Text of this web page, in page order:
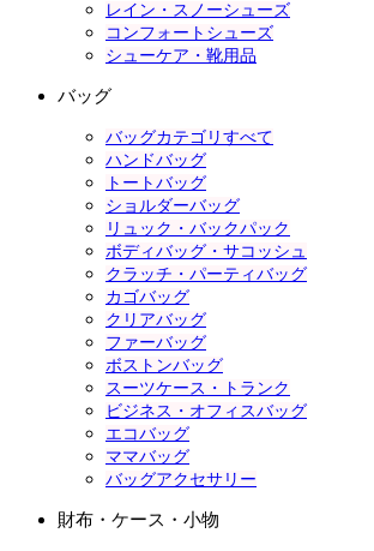
レイン・スノーシューズ
コンフォートシューズ
シューケア・靴用品
バッグ
バッグカテゴリすべて
ハンドバッグ
トートバッグ
ショルダーバッグ
リュック・バックパック
ボディバッグ・サコッシュ
クラッチ・パーティバッグ
カゴバッグ
クリアバッグ
ファーバッグ
ボストンバッグ
スーツケース・トランク
ビジネス・オフィスバッグ
エコバッグ
ママバッグ
バッグアクセサリー
財布・ケース・小物